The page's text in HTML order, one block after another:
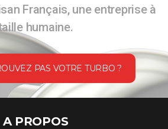
Français, une entreprise à
humaine.
PAS VOTRE TURBO ?
A PROPOS